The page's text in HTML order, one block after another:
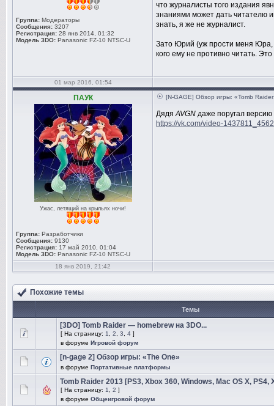
Группа: Модераторы
Сообщения: 3207
Регистрация: 28 янв 2014, 01:32
Модель 3DO: Panasonic FZ-10 NTSC-U
что журналисты того издания
знаниями может дать читателю
знать, я же не журналист.
Зато Юрий (уж прости меня Юра,
кого ему не противно читать.
01 мар 2016, 01:54
ПАУК
Ужас, летящий на крыльях ночи!
Группа: Разработчики
Сообщения: 9130
Регистрация: 17 май 2010, 01:04
Модель 3DO: Panasonic FZ-10 NTSC-U
[N-GAGE] Обзор игры: «Tomb
ДядяAVGN даже поругал версию
https://vk.com/video-
18 янв 2019, 21:42
Похожие темы
Темы
[3DO] Tomb Raider — homebrew на 3DO...
[ На страницу: 1 2 3 4 ]
в форуме Игровой форум
[n-gage 2] Обзор игры: «The One»
в форуме Портативные платформы
Tomb Raider 2013 [PS3, Xbox 360, Windows, Mac OS X, PS4,
[ На страницу: 1 2 ]
в форуме Общеигровой форум